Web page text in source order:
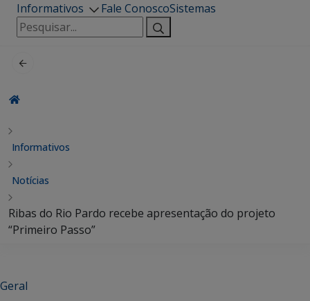
Informativos
Fale ConoscoSistemas
Pesquisar
por:
Informativos
Notícias
Ribas do Rio Pardo recebe apresentação do projeto
“Primeiro Passo”
Geral